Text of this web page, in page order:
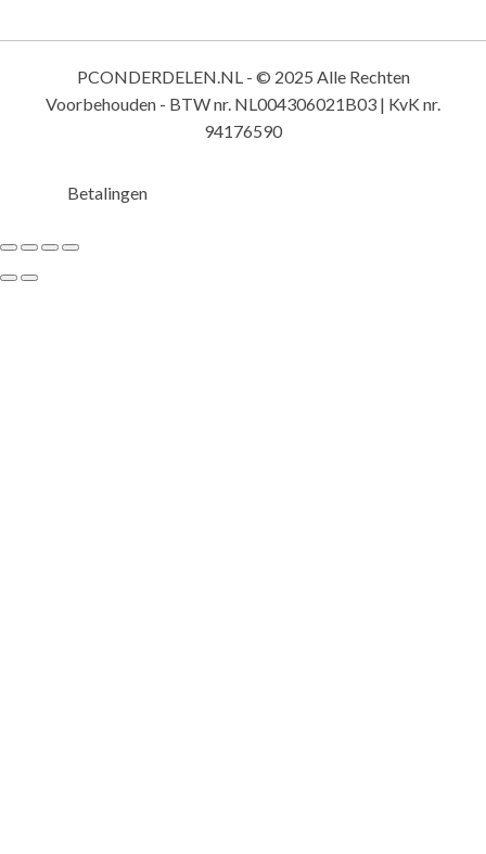
PCONDERDELEN.NL - © 2025 Alle Rechten
Voorbehouden - BTW nr. NL004306021B03 | KvK nr.
94176590
Betalingen